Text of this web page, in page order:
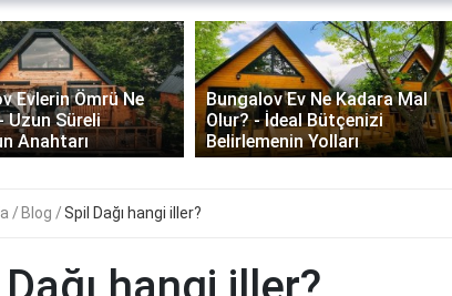
Evlerin Ömrü Ne
Uzun Süreli
Anahtarı
Bungalov Ev Ne Kadara Mal
Olur? - İdeal Bütçenizi
Belirlemenin Yolları
Blog Spil Dağı hangi iller?